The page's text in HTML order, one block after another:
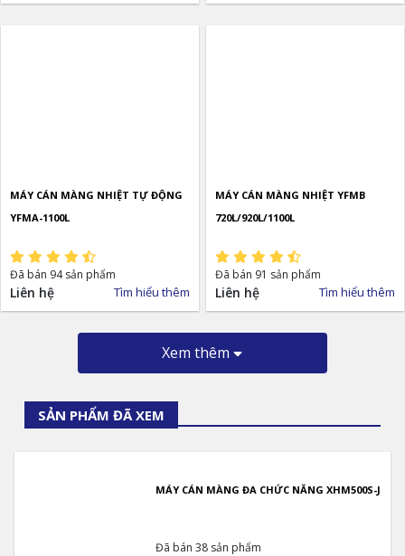
MÁY CÁN MÀNG NHIỆT TỰ ĐỘNG
YFMA-1100L
Đã bán 94 sản phẩm
Liên hệ Tìm hiểu thêm
MÁY CÁN MÀNG NHIỆT YFMB
720L/920L/1100L
Đã bán 91 sản phẩm
Liên hệ Tìm hiểu thêm
Xem thêm
SẢN PHẨM ĐÃ XEM
MÁY CÁN MÀNG ĐA CHỨC NĂNG XHM500S-J
Đã bán 38 sản phẩm